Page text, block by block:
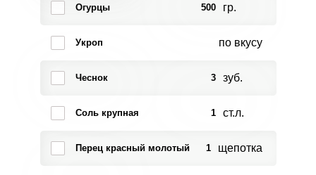
Огурцы 500 гр.
Укроп по вкусу
Чеснок 3 зуб.
Соль крупная 1 ст.л.
Перец красный молотый 1 щепотка